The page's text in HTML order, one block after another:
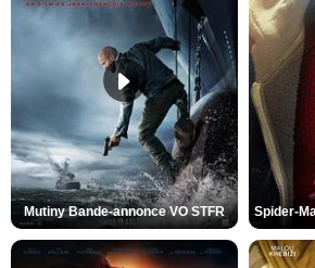
Mutiny Bande-annonce VO STFR